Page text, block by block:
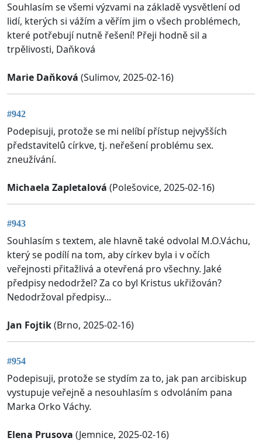
Souhlasím se všemi výzvami na základě vysvětlení od
lidí, kterých si vážím a věřím jim o všech problémech,
které potřebují nutně řešení! Přeji hodně sil a
trpělivosti, Daňková
Marie Daňková (Sulimov, 2025-02-16)
#942
Podepisuji, protože se mi nelíbí přístup nejvyšších
představitelů církve, tj. neřešení problému sex.
zneužívání.
Michaela Zapletalová (Polešovice, 2025-02-16)
#943
Souhlasím s textem, ale hlavně také odvolal M.O.Váchu,
který se podílí na tom, aby církev byla i v očích
veřejnosti přitažlivá a otevřená pro všechny. Jaké
předpisy nedodržel? Za co byl Kristus ukřižován?
Nedodržoval předpisy...
Jan Fojtik(Brno, 2025-02-16)
#954
Podepisuji, protože se stydím za to, jak pan arcibiskup
vystupuje veřejně a nesouhlasím s odvoláním pana
Marka Orko Váchy.
Elena Prusova (Jemnice, 2025-02-16)